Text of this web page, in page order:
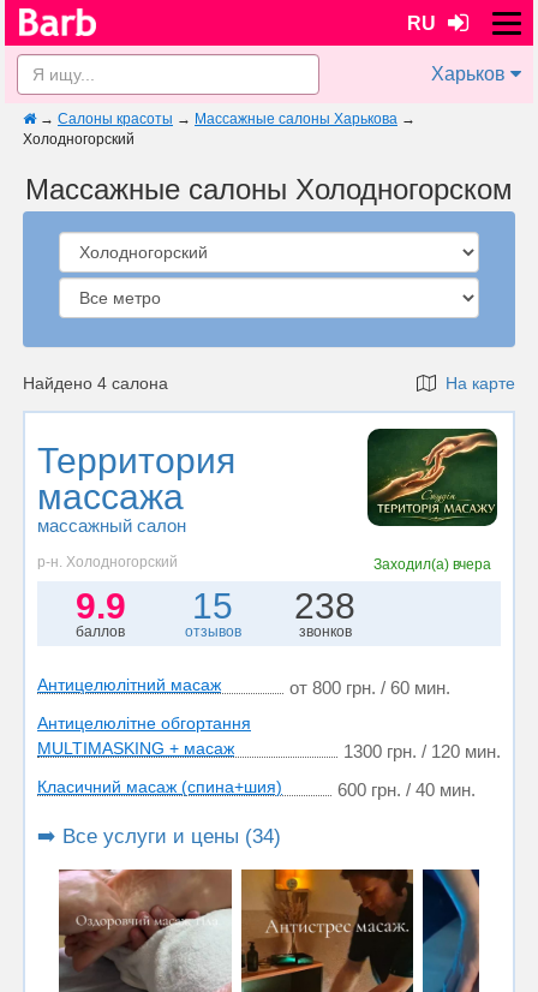
RU
Харьков
→ Салоны красоты → Массажные салоны Харькова →
Холодногорский
Массажные салоны Холодногорском
Найдено 4 салона На карте
Территория
массажа
массажный салон
р-н. Холодногорский Заходил(а)вчера
9.9
баллов
15
отзывов
238
звонков
Антицелюлітний масаж от 800 грн. / 60 мин.
Антицелюлітне обгортання
MULTIMASKING + масаж
1300 грн. / 120 мин.
Класичний масаж (спина+шия) 600 грн. / 40 мин.
➡️ Все услуги и цены (34)